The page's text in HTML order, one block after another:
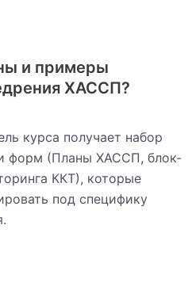
и примеры
ХАССП?
курса получает набор
форм (Планы ХАССП, блок-
ККТ), которые
под специфику